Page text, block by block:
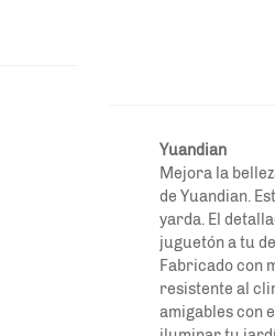
Yuandian
Mejora la
de Yuandian.
yarda. El
juguetón a tu
Fabricado con
resistente al
amigables con